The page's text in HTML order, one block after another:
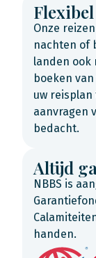
Flexibel
Onze
nachten of
landen ook
boeken
uw
aanvragen
bedacht.
Altijd
NBBS is
handen.